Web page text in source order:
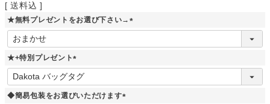
送料込
★無料プレゼントをお選び下さい→
(
★+特別プレゼント
(
必
須
◆簡易包装をお選びいただけます